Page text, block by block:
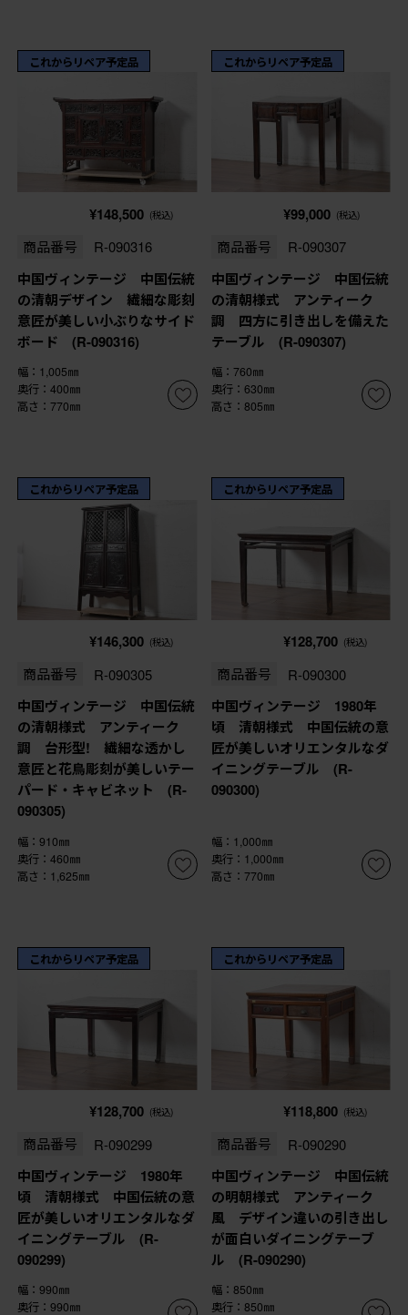
これからリペア予定品
¥148,500 (税込)
商品番号 R-090316
中国ヴィンテージ 中国伝統
の清朝デザイン 繊細な彫刻
意匠が美しい小ぶりなサイド
ボード (R-090316)
幅：1,005㎜
奥行：400㎜
高さ：770㎜
これからリペア予定品
¥99,000 (税込)
商品番号 R-090307
中国ヴィンテージ 中国伝統
の清朝様式 アンティーク
調 四方に引き出しを備えた
テーブル (R-090307)
幅：760㎜
奥行：630㎜
高さ：805㎜
これからリペア予定品
¥146,300 (税込)
商品番号 R-090305
中国ヴィンテージ 中国伝統
の清朝様式 アンティーク
調 台形型! 繊細な透かし
意匠と花鳥彫刻が美しいテー
パード・キャビネット (R-
090305)
幅：910㎜
奥行：460㎜
高さ：1,625㎜
これからリペア予定品
¥128,700 (税込)
商品番号 R-090300
中国ヴィンテージ 1980年
頃 清朝様式 中国伝統の意
匠が美しいオリエンタルなダ
イニングテーブル (R-
090300)
幅：1,000㎜
奥行：1,000㎜
高さ：770㎜
これからリペア予定品
¥128,700 (税込)
商品番号 R-090299
中国ヴィンテージ 1980年
頃 清朝様式 中国伝統の意
匠が美しいオリエンタルなダ
イニングテーブル (R-
090299)
幅：990㎜
奥行：990㎜
これからリペア予定品
¥118,800 (税込)
商品番号 R-090290
中国ヴィンテージ 中国伝統
の明朝様式 アンティーク
風 デザイン違いの引き出し
が面白いダイニングテーブ
ル (R-090290)
幅：850㎜
奥行：850㎜